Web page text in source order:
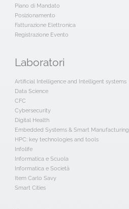
Piano di Mandato
Posizionamento
Fatturazione Elettronica
Registrazione Evento
Laboratori
Artificial Intelligence and Intelligent systems
Data Science
CFC
Cybersecurity
Digital Health
Embedded Systems & Smart Manufacturing
HPC: key technologies and tools
Infolife
Informatica e Scuola
Informatica e Società
Item Carlo Savy
Smart Cities